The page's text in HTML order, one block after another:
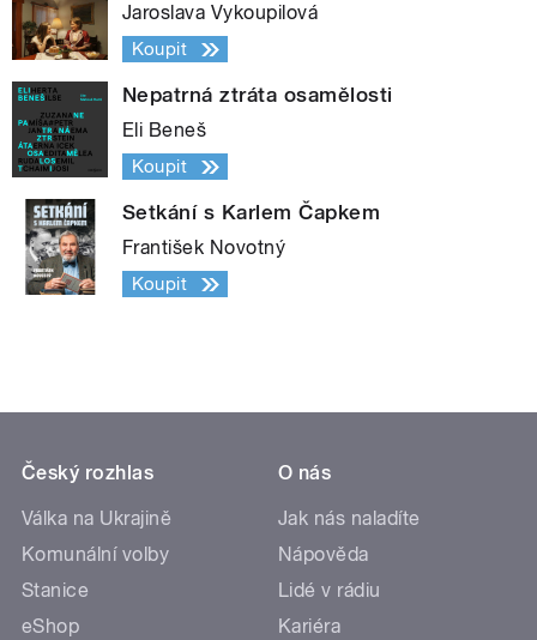
Jaroslava Vykoupilová
Koupit
Nepatrná ztráta osamělosti
Eli Beneš
Koupit
Setkání s Karlem Čapkem
František Novotný
Koupit
Český rozhlas
Válka na Ukrajině
Komunální volby
Stanice
eShop
O nás
Jak nás naladíte
Nápověda
Lidé v rádiu
Kariéra